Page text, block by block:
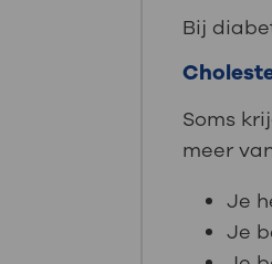
Bij
Soms
meer
Je
Je